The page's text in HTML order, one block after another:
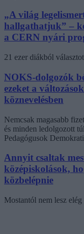
„A világ
hallgathatjuk” –
a CERN nyári
21 ezer diákból
NOKS-dolgozók
ezeket a
köznevelésben
Nemcsak magasabb
és minden ledolgozott
Pedagógusok
Annyit csaltak
középiskolások,
közbelépnie
Mostantól nem lesz